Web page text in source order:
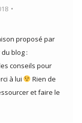
proposé par
blog :
conseils pour
à lui
Rien de
et faire le